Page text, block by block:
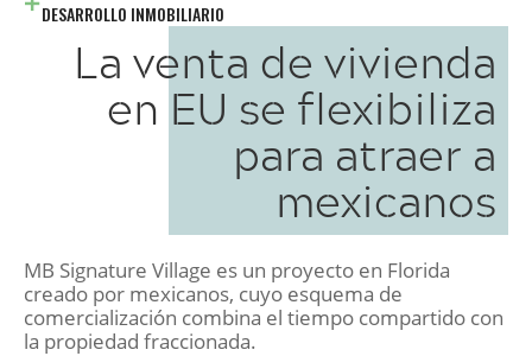
DESARROLLO INMOBILIARIO
La venta de vivienda
en EU se flexibiliza
para atraer a
mexicanos
MB Signature Village es un proyecto en Florida
creado por mexicanos, cuyo esquema de
comercialización combina el tiempo compartido con
la propiedad fraccionada.